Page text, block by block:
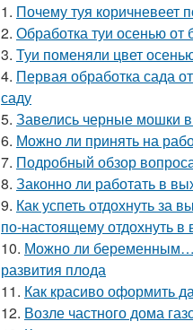
1. Почему туя коричневеет
2. Обработка туи осенью от
3. Туи поменяли цвет
4. Первая обработка сада
саду
5. Завелись черные мошки
6. Можно ли принять на
7. Подробный обзор
8. Законно ли работать в
9. Как успеть отдохнуть за
по-настоящему отдохнуть
10. Можно ли беременным…
развития плода
11. Как красиво оформить
12. Возле частного дома